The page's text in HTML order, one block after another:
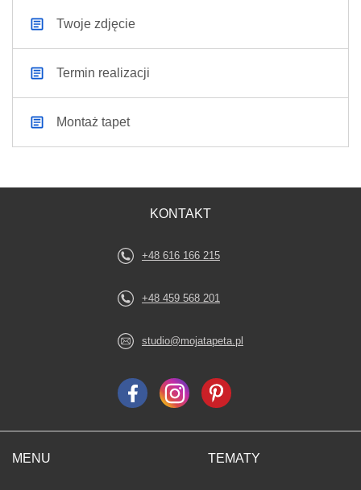
Twoje zdjęcie
Termin realizacji
Montaż tapet
MENU TEMATY
KONTAKT
+48 616 166 215
+48 459 568 201
studio@mojatapeta.pl